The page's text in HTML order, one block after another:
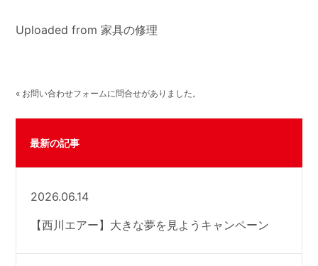
Uploaded from 家具の修理
« お問い合わせフォームに問合せがありました。
最新の記事
2026.06.14
【西川エアー】大きな夢を見ようキャンペーン